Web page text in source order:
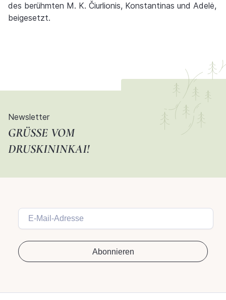
des berühmten M. K. Čiurlionis, Konstantinas und Adelė,
beigesetzt.
Newsletter
GRÜSSE VOM D
RUSKININKAI!